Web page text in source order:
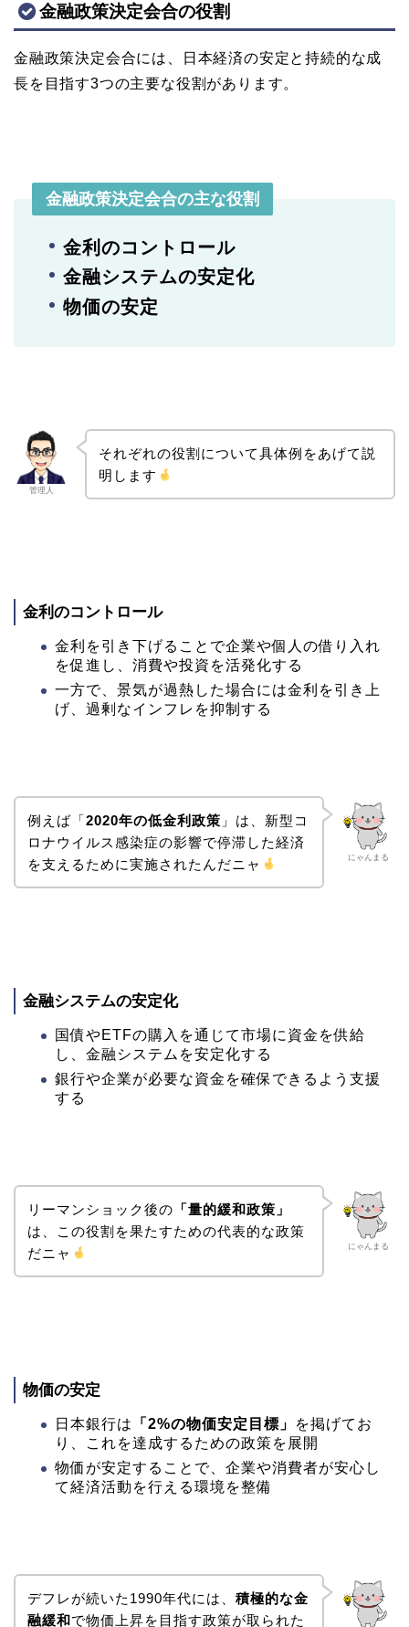
金融政策決定会合の役割
金融政策決定会合には、日本経済の安定と持続的な成
長を目指す3つの主要な役割があります。
金融政策決定会合の主な役割
金利のコントロール
金融システムの安定化
物価の安定
管理人
それぞれの役割について具体例をあげて説
明します
金利のコントロール
金利を引き下げることで企業や個人の借り入れ
を促進し、消費や投資を活発化する
一方で、景気が過熱した場合には金利を引き上
げ、過剰なインフレを抑制する
にゃんまる
例えば「2020年の低金利政策 」は、新型コ
ロナウイルス感染症の影響で停滞した経済
を支えるために実施されたんだニャ
金融システムの安定化
国債やETFの購入を通じて市場に資金を供給
し、金融システムを安定化する
銀行や企業が必要な資金を確保できるよう支援
する
にゃんまる
リーマンショック後の 「量的緩和政策」
は、この役割を果たすための代表的な政策
だニャ
物価の安定
日本銀行は 「2%の物価安定目標」
を掲げてお
り、これを達成するための政策を展開
物価が安定することで、企業や消費者が安心し
て経済活動を行える環境を整備
デフレが続いた1990年代には、 積極的な金
融緩和で物価上昇を目指す政策が取られた